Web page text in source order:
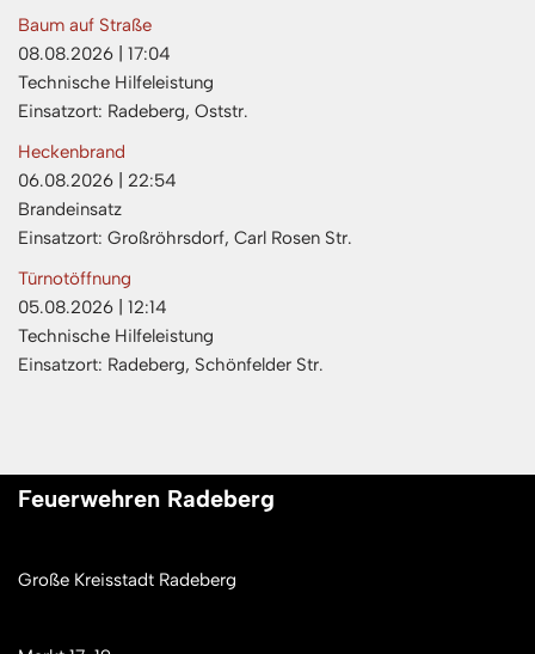
Baum auf Straße
08.08.2026
17:04
Technische Hilfeleistung
Einsatzort: Radeberg, Oststr.
Heckenbrand
06.08.2026
22:54
Brandeinsatz
Einsatzort: Großröhrsdorf, Carl Rosen Str.
Türnotöffnung
05.08.2026
12:14
Technische Hilfeleistung
Einsatzort: Radeberg, Schönfelder Str.
Feuerwehren Radeberg
Große Kreisstadt Radeberg